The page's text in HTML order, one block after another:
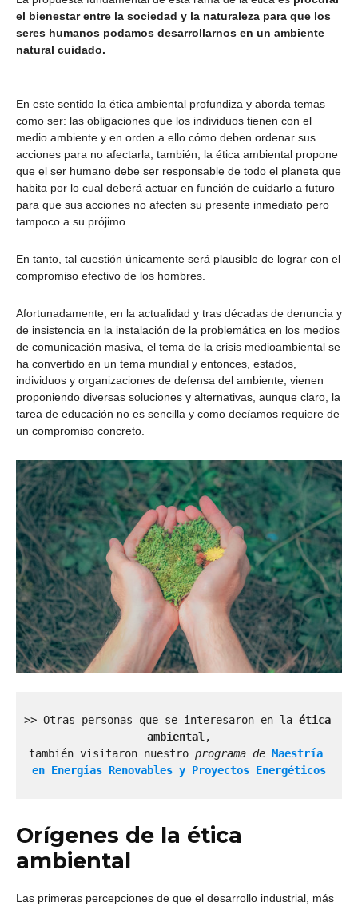
el bienestar entre la sociedad y la naturaleza para que los
seres humanos podamos desarrollarnos en un ambiente
natural cuidado.
En este sentido la ética ambiental profundiza y aborda temas
como ser: las obligaciones que los individuos tienen con el
medio ambiente y en orden a ello cómo deben ordenar sus
acciones para no afectarla; también, la ética ambiental propone
que el ser humano debe ser responsable de todo el planeta que
habita por lo cual deberá actuar en función de cuidarlo a futuro
para que sus acciones no afecten su presente inmediato pero
tampoco a su prójimo.
En tanto, tal cuestión únicamente será plausible de lograr con el
compromiso efectivo de los hombres.
Afortunadamente, en la actualidad y tras décadas de denuncia y
de insistencia en la instalación de la problemática en los medios
de comunicación masiva, el tema de la crisis medioambiental se
ha convertido en un tema mundial y entonces, estados,
individuos y organizaciones de defensa del ambiente, vienen
proponiendo diversas soluciones y alternativas, aunque claro, la
tarea de educación no es sencilla y como decíamos requiere de
un compromiso concreto.
>> Otras personas que se interesaron en la ética
ambiental ,
también visitaron nuestro programa de Maestría
en Energías Renovables y Proyectos Energéticos
Orígenes de la ética
ambiental
Las primeras percepciones de que el desarrollo industrial, más